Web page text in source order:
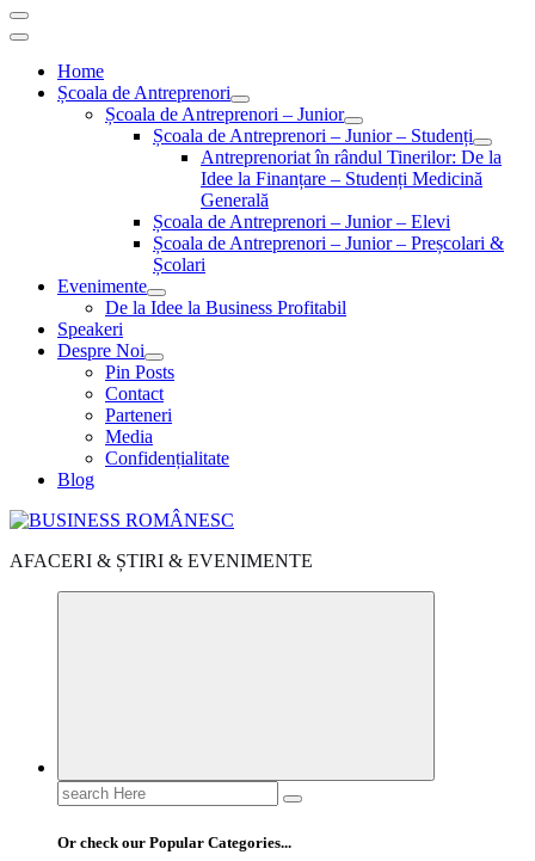
Home
Școala de Antreprenori
Școala de Antreprenori – Junior
Școala de Antreprenori – Junior – Studenți
Antreprenoriat în rândul Tinerilor: De la
Idee la Finanțare – Studenți Medicină
Generală
Școala de Antreprenori – Junior – Elevi
Școala de Antreprenori – Junior – Preșcolari &
Școlari
Evenimente
De la Idee la Business Profitabil
Speakeri
Despre Noi
Pin Posts
Contact
Parteneri
Media
Confidențialitate
Blog
AFACERI & ȘTIRI & EVENIMENTE
Search
for:
Or check our Popular Categories...